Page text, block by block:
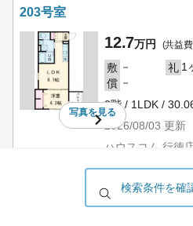
203号室
写真を見る
12.7万円 (共益
敷 － 礼 1
償 －
2階 / 1LDK /
2026/08/03 更新
ハウスコム 行徳
14.8
検索条件を確